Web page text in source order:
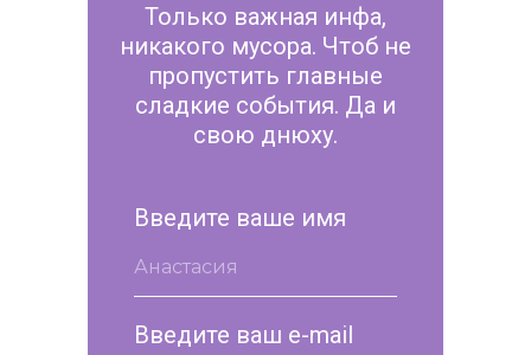
Только важная инфа,
никакого мусора. Чтоб не
пропустить главные
сладкие события. Да и
свою днюху.
Введите ваше имя
Введите ваш e-mail